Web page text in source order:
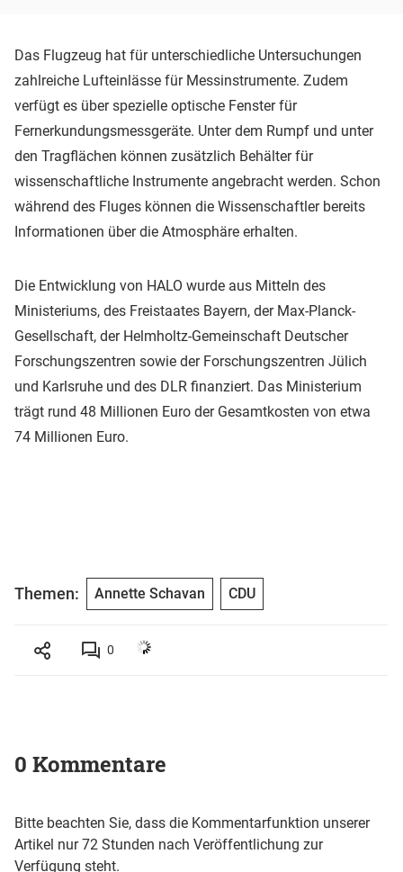
Das Flugzeug hat für unterschiedliche Untersuchungen
zahlreiche Lufteinlässe für Messinstrumente. Zudem
verfügt es über spezielle optische Fenster für
Fernerkundungsmessgeräte. Unter dem Rumpf und unter
den Tragflächen können zusätzlich Behälter für
wissenschaftliche Instrumente angebracht werden. Schon
während des Fluges können die Wissenschaftler bereits
Informationen über die Atmosphäre erhalten.
Die Entwicklung von HALO wurde aus Mitteln des
Ministeriums, des Freistaates Bayern, der Max-Planck-
Gesellschaft, der Helmholtz-Gemeinschaft Deutscher
Forschungszentren sowie der Forschungszentren Jülich
und Karlsruhe und des DLR finanziert. Das Ministerium
trägt rund 48 Millionen Euro der Gesamtkosten von etwa
74 Millionen Euro.
Themen: Annette Schavan CDU
0
0 Kommentare
Bitte beachten Sie, dass die Kommentarfunktion unserer
Artikel nur 72 Stunden nach Veröffentlichung zur
Verfügung steht.